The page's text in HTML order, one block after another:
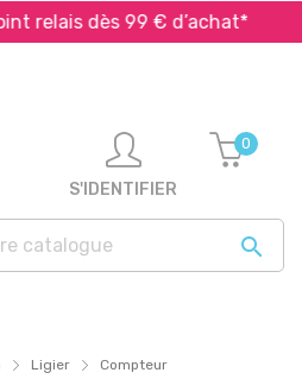
relais dès 99 € d’achat*

S'IDENTIFIER
0
Ligier Compteur